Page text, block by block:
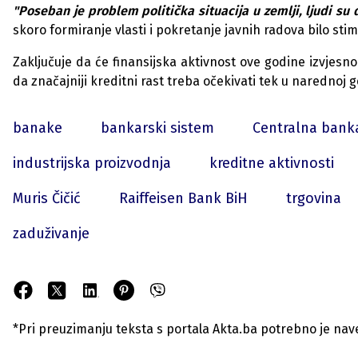
"Poseban je problem politička situacijau zemlji, ljudi su
skoro formiranje vlasti i pokretanje javnih radova bilo stim
Zaključuje da će finansijska aktivnost ove godine
da značajniji kreditni rast treba očekivati tek u narednoj
banake bankarski sistem Centralna
industrijska proizvodnja
kreditne aktivnosti
Muris Čičić
Raiffeisen Bank BiH trgovina
zaduživanje
*Pri preuzimanju teksta s portala Akta.ba potrebno je